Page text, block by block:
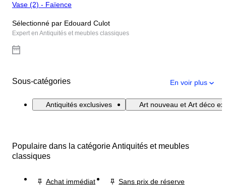
Vase (2) - Faïence
Sélectionné par Edouard Culot
Expert en Antiquités et meubles classiques
Sous-catégories En voir plus
Antiquités exclusives Art nouveau et Art déco
Populaire dans la catégorie Antiquités et meubles
classiques
Achat immédiat
Sans prix de réserve